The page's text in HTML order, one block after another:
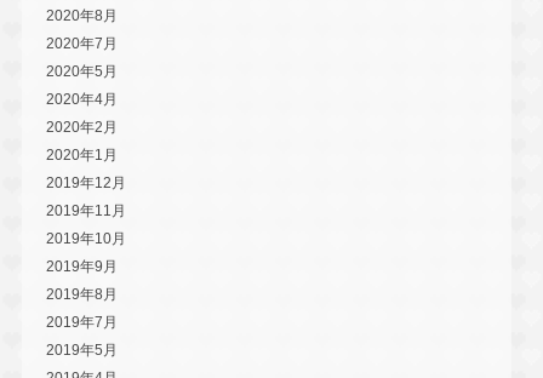
2020年8月
2020年7月
2020年5月
2020年4月
2020年2月
2020年1月
2019年12月
2019年11月
2019年10月
2019年9月
2019年8月
2019年7月
2019年5月